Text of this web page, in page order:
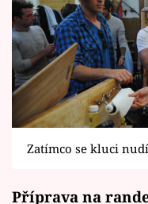
Zatímco se kluci
Příprava na